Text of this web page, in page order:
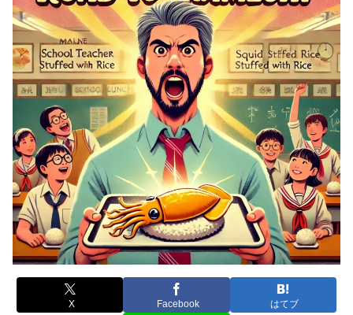
X Facebook はてブ